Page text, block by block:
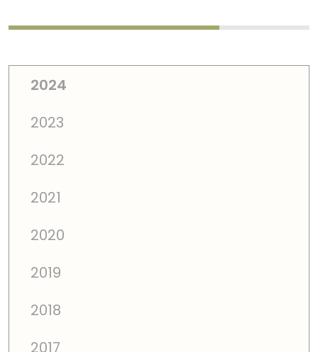
2024
2023
2022
2021
2020
2019
2018
2017